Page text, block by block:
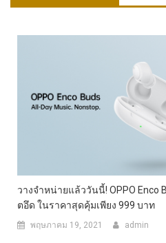
วางจำหน่ายแล้ววันนี้! OPPO Enco
ตอึด ในราคาสุดคุ้มเพียง 999 บาท
พฤษภาคม 19, 2021 admin